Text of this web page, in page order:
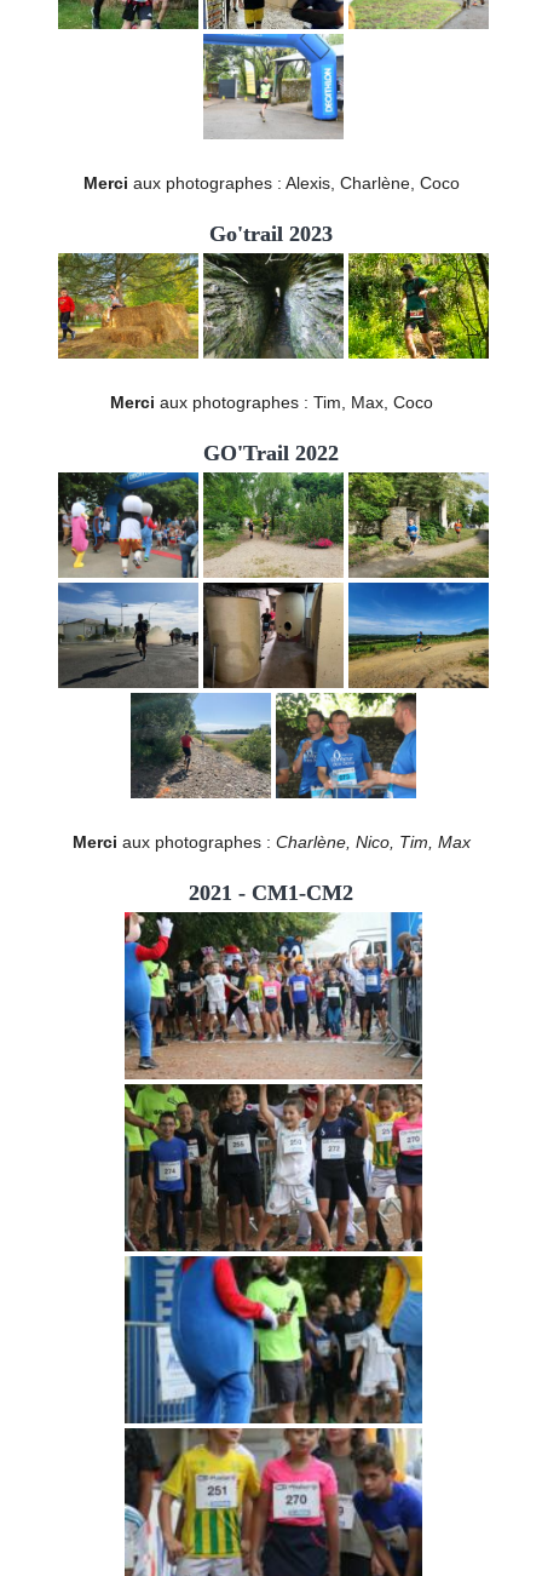
Merci aux photographes : Alexis, Charlène, Coco
Go'trail 2023
Merci aux photographes : Tim, Max, Coco
GO'Trail 2022
Merci aux photographes : Charlène, Nico, Tim, Max
2021 - CM1-CM2